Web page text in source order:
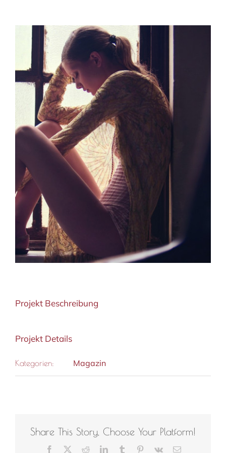
View
Larger
Image
Projekt Beschreibung
Projekt Details
Kategorien: Magazin
Share This Story, Choose Your Platform!
Facebook RedditLinkedInTumblr Pinterest
Vk
E-